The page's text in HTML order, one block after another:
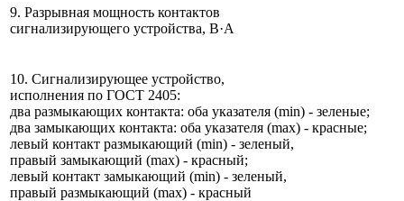
9. Разрывная мощность контактов
сигнализирующего устройства, В·А
10. Сигнализирующее устройство,
исполнения по ГОСТ 2405:
два размыкающих контакта: оба указателя (min) - зеленые;
два замыкающих контакта: оба указателя (max) - красные;
левый контакт размыкающий (min) - зеленый,
правый замыкающий (max) - красный;
левый контакт замыкающий (min) - зеленый,
правый размыкающий (max) - красный